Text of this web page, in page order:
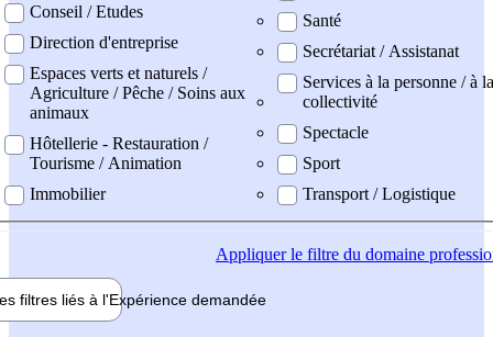
Conseil / Etudes
Direction d'entreprise
Espaces verts et naturels /
Agriculture / Pêche / Soins aux
animaux
Hôtellerie - Restauration /
Tourisme / Animation
Immobilier
Santé
Secrétariat / Assistanat
Services à la personne / à la
collectivité
Spectacle
Sport
Transport / Logistique
Appliquerle filtre du domaine
filtres liés à l'Expérience demandée